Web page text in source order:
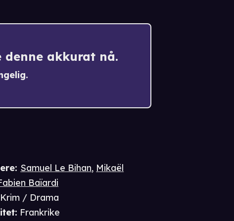
denne akkurat nå.
: Samuel Le Bihan, Mikaël
Baïardi
Krim / Drama
: Frankrike